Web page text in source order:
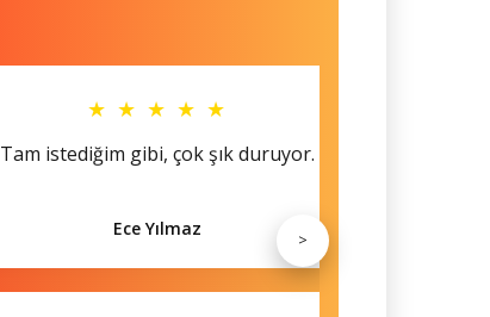
★ ★ ★ ★ ★
Tam istediğim gibi, çok şık duruyor.
Ece Yılmaz
>